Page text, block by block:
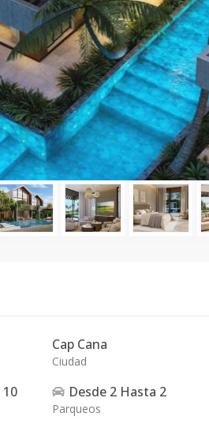
Cap Cana
Ciudad
10 Desde 2 Hasta 2
Parqueos